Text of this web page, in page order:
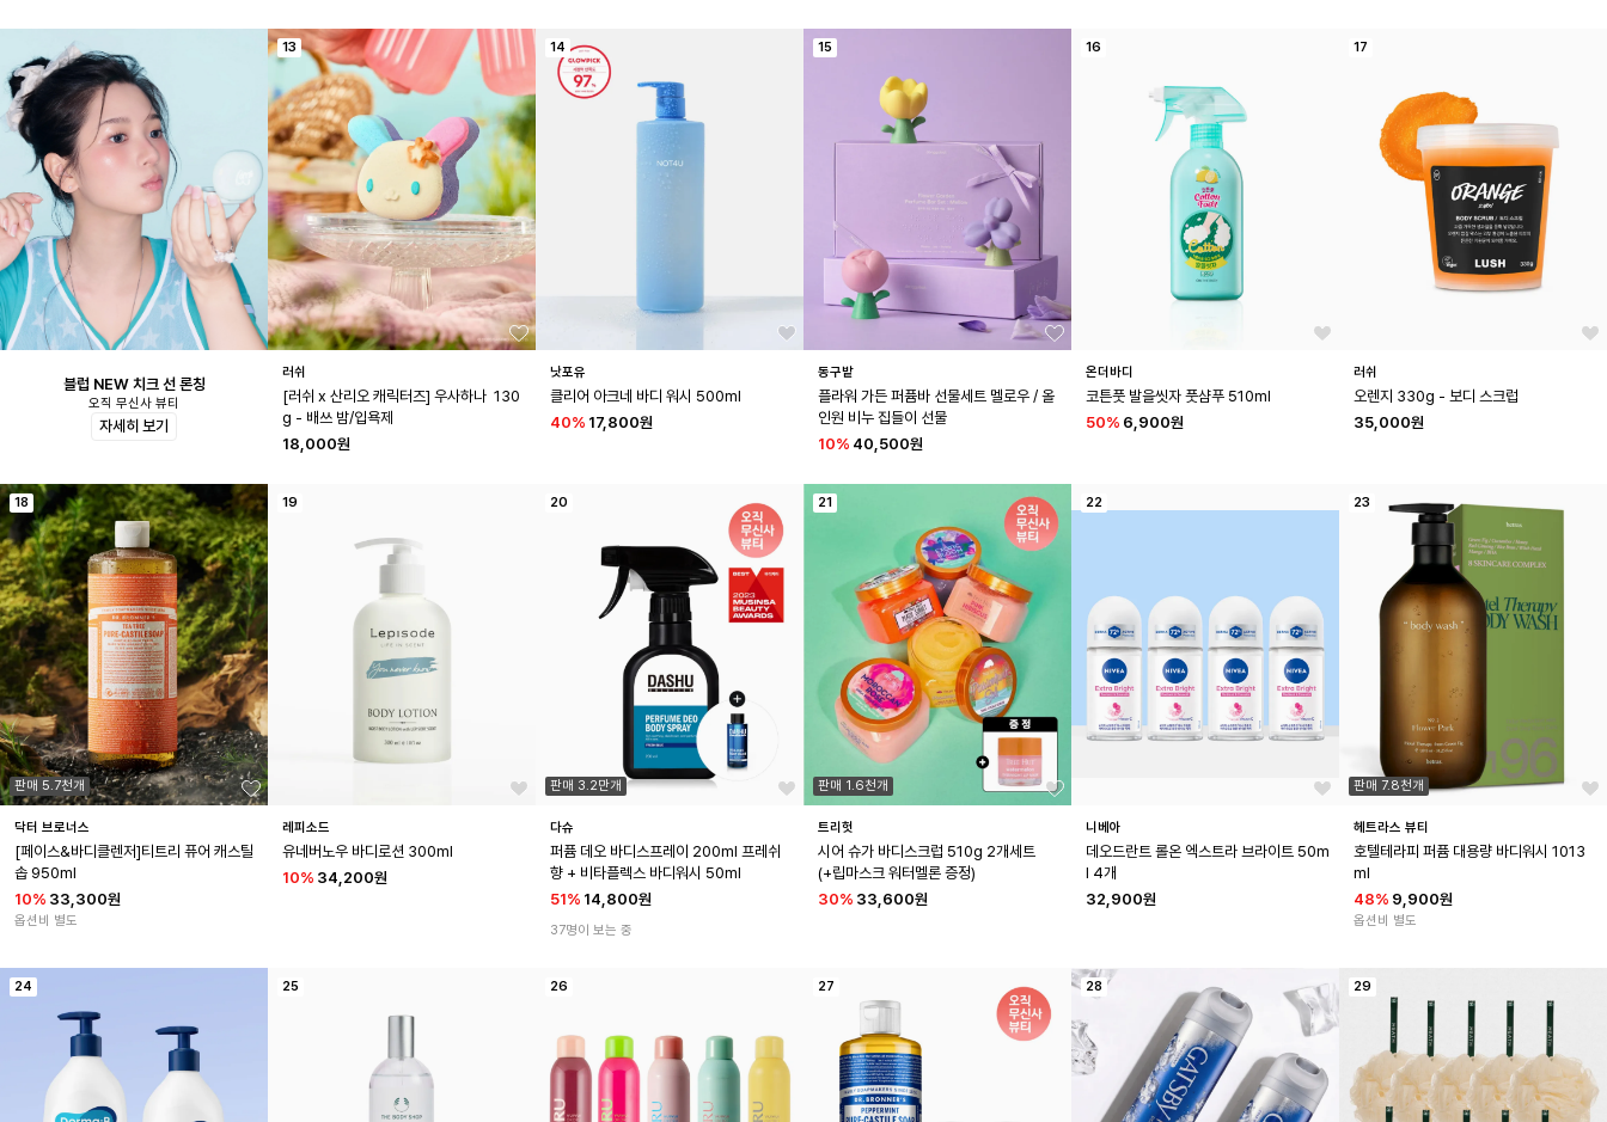
블럽 NEW 치크 선 론칭
오직 무신사 뷰티
자세히 보기
13
러쉬
[러쉬 x 산리오 캐릭터즈] 우사하나  130
g - 배쓰 밤/입욕제
18,000원
14
낫포유
클리어 아크네 바디 워시 500ml
40% 17,800원
15
동구밭
플라워 가든 퍼퓸바 선물세트 멜로우 / 올
인원 비누 집들이 선물
10% 40,500원
16
온더바디
코튼풋 발을씻자 풋샴푸 510ml
50% 6,900원
17
러쉬
오렌지 330g - 보디 스크럽
35,000원
18
판매 5.7천개
닥터 브로너스
[페이스&바디클렌저]티트리 퓨어 캐스틸
솝 950ml
10% 33,300원
옵션비 별도
19
레피소드
유네버노우 바디로션 300ml
10% 34,200원
20
판매 3.2만개
다슈
퍼퓸 데오 바디스프레이 200ml 프레쉬
향 + 비타플렉스 바디워시 50ml
51% 14,800원
37명이 보는 중
21
판매 1.6천개
트리헛
시어 슈가 바디스크럽 510g 2개세트
(+립마스크 워터멜론 증정)
30% 33,600원
22
니베아
데오드란트 롤온 엑스트라 브라이트 50m
l 4개
32,900원
23
판매 7.8천개
헤트라스 뷰티
호텔테라피 퍼퓸 대용량 바디워시 1013
ml
48% 9,900원
옵션비 별도
24 25 26 27 28 29